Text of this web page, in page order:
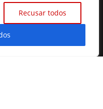
Recusar todos
de Romário por dívida